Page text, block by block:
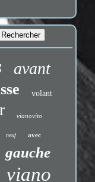
avant
volant
vianovito
neuf avec
gauche
viano